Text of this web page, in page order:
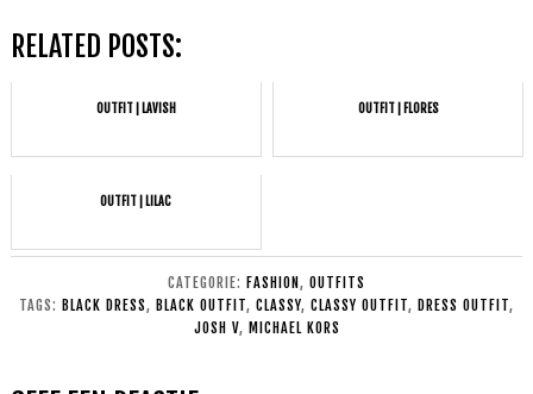
RELATED POSTS:
OUTFIT | LAVISH OUTFIT | FLORES
OUTFIT | LILAC
CATEGORIE: FASHION , OUTFITS
TAGS: BLACK DRESS, BLACK OUTFIT, CLASSY, CLASSY OUTFIT, DRESS OUTFIT,
JOSH V, MICHAEL KORS